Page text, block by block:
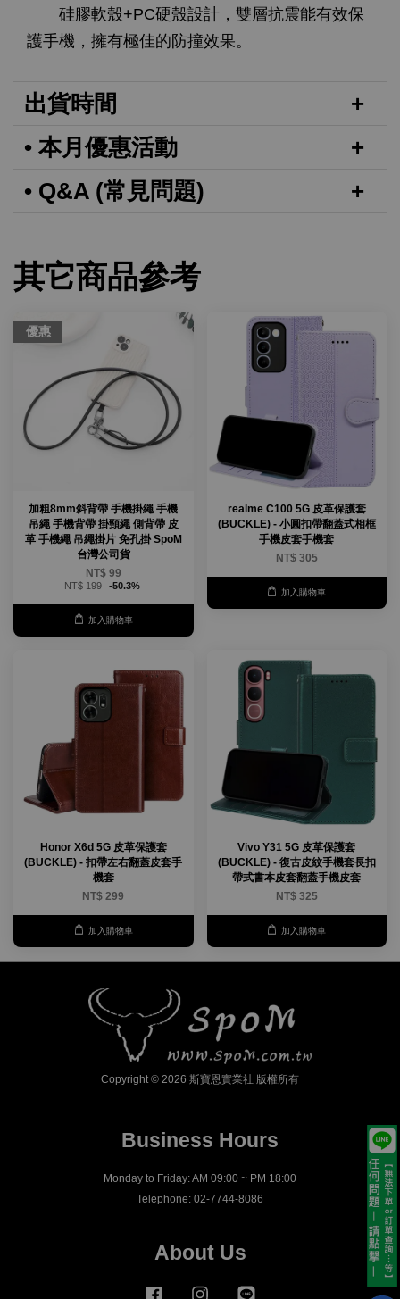
硅膠軟殼+PC硬殼設計，雙層抗震能有效保
護手機，擁有極佳的防撞效果。
出貨時間
• 本月優惠活動
• Q&A (常見問題)
其它商品參考
優惠
加粗8mm斜背帶 手機掛繩 手機
吊繩 手機背帶 掛頸繩 側背帶 皮
革 手機繩 吊繩掛片 免孔掛 SpoM
台灣公司貨
NT$ 99
NT$ 199 -50.3%
加入購物車
realme C100 5G 皮革保護套
(BUCKLE) - 小圓扣帶翻蓋式相框
手機皮套手機套
NT$ 305
加入購物車
Honor X6d 5G 皮革保護套
(BUCKLE) - 扣帶左右翻蓋皮套手
機套
NT$ 299
加入購物車
Vivo Y31 5G 皮革保護套
(BUCKLE) - 復古皮紋手機套長扣
帶式書本皮套翻蓋手機皮套
NT$ 325
加入購物車
Copyright © 2026 斯寶恩實業社 版權所有
Business Hours
Monday to Friday: AM 09:00 ~ PM 18:00
Telephone: 02-7744-8086
About Us
Facebook Instagram